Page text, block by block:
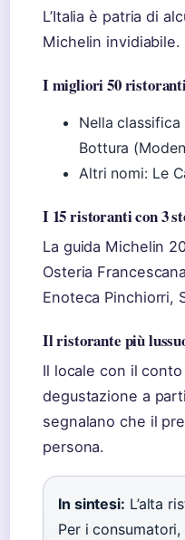
L’Italia è patria di
Michelin invidiabile.
I migliori 50
Nella classifica
Bottura
Altri nomi: Le
I 15 ristoranti con 3
La guida Michelin
Osteria
Enoteca Pinchiorri,
Il ristorante più
Il locale con il
degustazione a
segnalano che il
persona.
In sintesi: L’alta
Per i